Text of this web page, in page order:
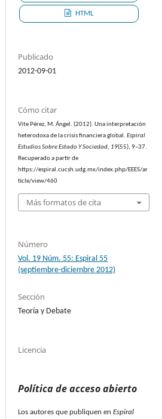
HTML
Publicado
2012-09-01
Cómo citar
Vite Pérez, M. Ángel. (2012). Una interpretación
heterodoxa de la crisis financiera global. Espiral
Estudios Sobre Estado Y Sociedad, 19(55), 9–37.
Recuperado a partir de
https://espiral.cucsh.udg.mx/index.php/EEES/ar
ticle/view/460
Más formatos de cita
Número
Vol. 19 Núm. 55: Espiral 55
(septiembre-diciembre 2012)
Sección
Teoría y Debate
Licencia
Política de acceso abierto
Los autores que publiquen en Espiral